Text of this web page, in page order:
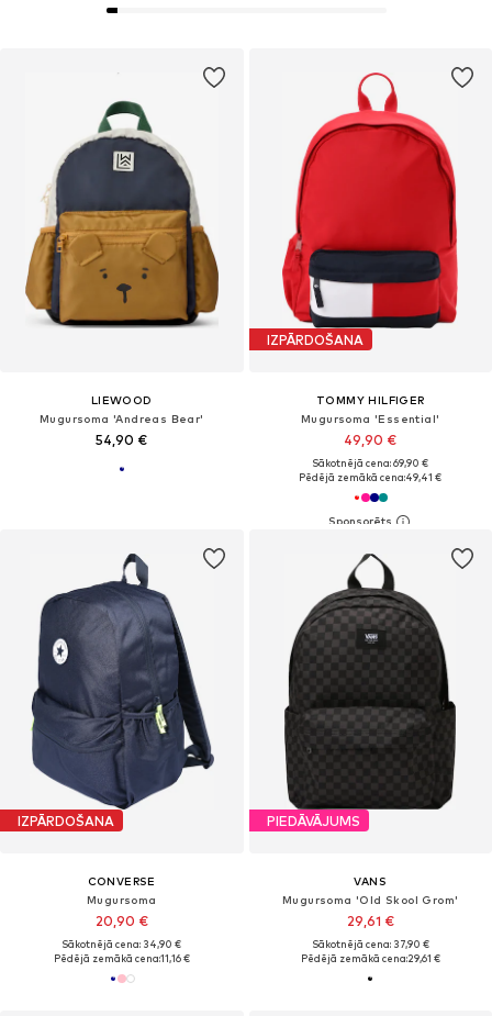
LIEWOOD
Mugursoma 'Andreas Bear'
54,90 €
IZPĀRDOŠANA
TOMMY HILFIGER
Mugursoma 'Essential'
49,90 €
Sākotnējā cena: 69,90 €
Pēdējā zemākā cena:49,41 €
IZPĀRDOŠANA
CONVERSE
Mugursoma
20,90 €
Sākotnējā cena: 34,90 €
Pēdējā zemākā cena:11,16 €
PIEDĀVĀJUMS
VANS
Mugursoma 'Old Skool Grom'
29,61 €
Sākotnējā cena: 37,90 €
Pēdējā zemākā cena:29,61 €